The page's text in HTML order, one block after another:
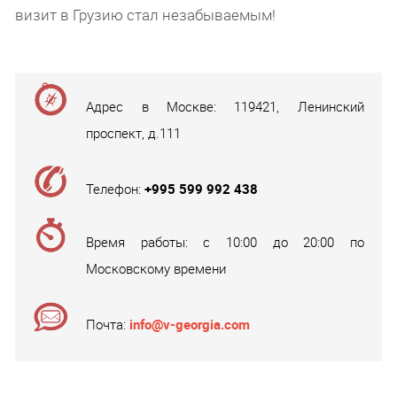
визит в Грузию стал незабываемым!
Адрес в Москве: 119421, Ленинский
проспект, д.111
Телефон:+995 599 992 438
Время работы: с 10:00 до 20:00 по
Московскому времени
Почта: info@v-georgia.com